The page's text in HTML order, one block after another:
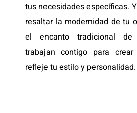
tus necesidades específicas.
resaltar la modernidad de tu
el encanto tradicional de
trabajan contigo para
refleje tu estilo y personalidad.